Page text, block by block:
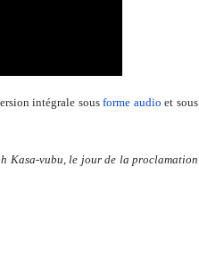
intégrale sousforme audio et sous
Kasa-vubu, le jour de la proclamation